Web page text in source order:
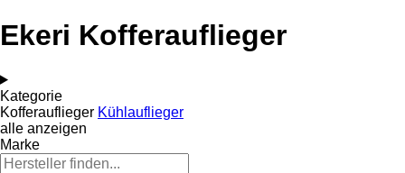
Ekeri Kofferauflieger
Kategorie
Kofferauflieger Kühlauflieger
alle anzeigen
Marke